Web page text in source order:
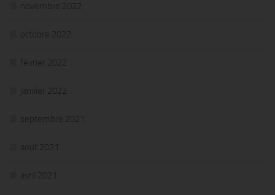
novembre 2022
octobre 2022
février 2022
janvier 2022
septembre 2021
août 2021
avril 2021